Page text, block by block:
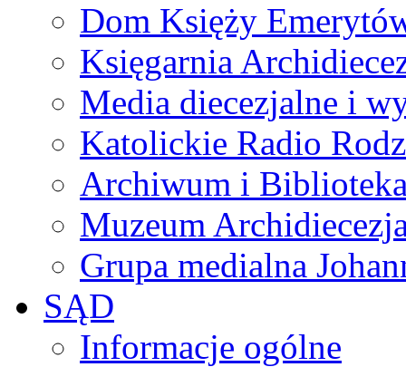
Dom Księży
Księgarnia
Media diecezjalne i
Katolickie Radio
Archiwum i
Muzeum
Grupa medialna
SĄD
Informacje ogólne